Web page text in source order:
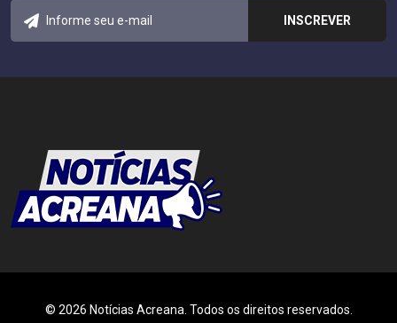
© 2026 Notícias Acreana. Todos os direitos reservados.